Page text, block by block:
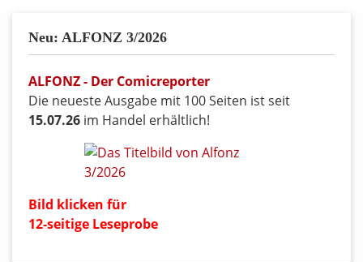
Neu: ALFONZ 3/2026
ALFONZ - Der Comicreporter
Die neueste Ausgabe mit 100 Seiten ist seit
15.07.26 im Handel erhältlich!
Bild klicken für
12-seitige Leseprobe